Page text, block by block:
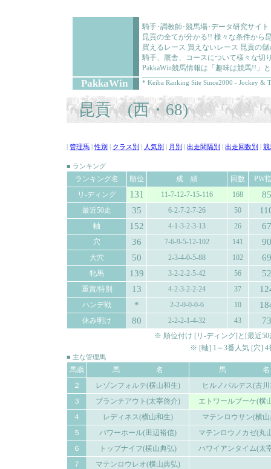
騎手･調教師･競馬場･データ研究サイ
昆貢の全てが分かる!! 様々な条件から
買えるレース 買えないレース 昆貢の
騎手、厩舎、コースについて様々な切
PakkaWin競馬情報は「趣味は競馬!!」
PakkaWin * Keiba Ranking Site Since2000 - Jockey &
昆貢 (西・68)
管理馬 |性別 クラス別 人気別 月別 出走間隔別 出走回数別 競
■ ランキング
ランキング名 順位 成 績 回数
PW
リ-ディング
131 11-7-12-7-15-116 168 85
最近50走 35 6-2-7-2-7-26 50
軸 152 4-1-3-2-3-13 26 67
穴 36 7-6-9-5-12-102 141 90
大穴 50 2-3-4-0-5-88 102 69
牝馬 139 3-2-2-2-5-42 56 52
重賞/特別 13 4-2-3-2-2-24 37
ハンデ戦 * 2-2-0-0-0-6 10
休み明け 80 2-2-2-1-4-32 43 73
※ 順位付け [リ-ディング]と[最近
※ [軸] 1～3番人気 [穴] 4
■ 主な管理馬
馬歳 馬 名
馬 名
２
レゾンフォルテ(横山和生)
ヒルノバルデス(古
３
ブランチアウト(太宰啓介)
エトワールブーケ(横
４
レディネス(横山和生)
マテンロウサン(横
５
パワーホール(田辺裕信)
マテンロウノカゼ(丸
６
トップナイフ(横山典弘)
ハワイアンタイム(太
７
マテンロウレオ(横山典弘)